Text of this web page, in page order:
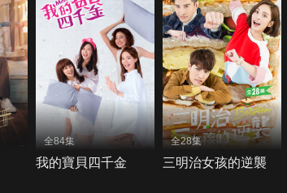
全84集
我的寶貝四千金
全28集
三明治女孩的逆襲